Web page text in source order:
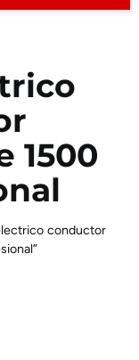
1500
conductor